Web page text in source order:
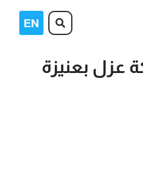
عزل بعنيزة